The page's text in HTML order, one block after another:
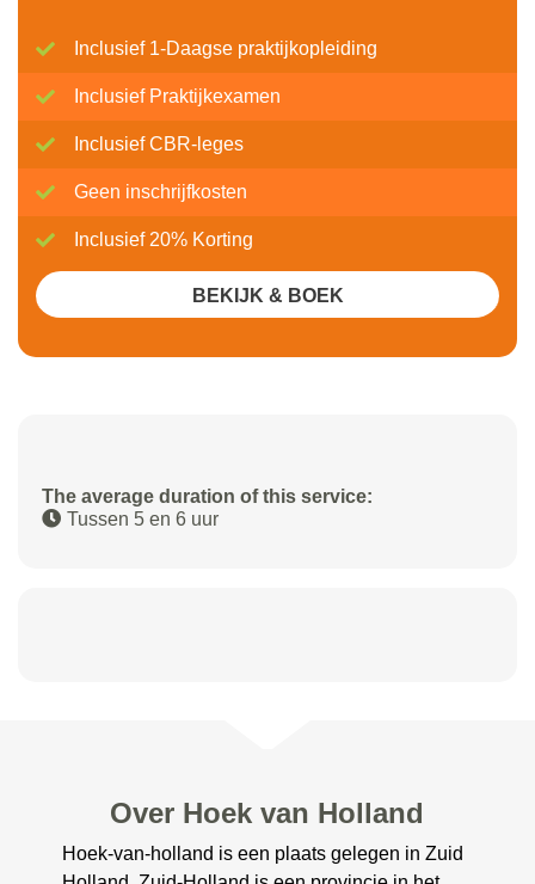
The average duration of this service:
Tussen 5 en 6 uur
Inclusief 1-Daagse praktijkopleiding
Inclusief Praktijkexamen
Inclusief CBR-leges
Geen inschrijfkosten
Inclusief 20% Korting
BEKIJK & BOEK
Over Hoek van Holland
Hoek-van-holland is een plaats gelegen in Zuid